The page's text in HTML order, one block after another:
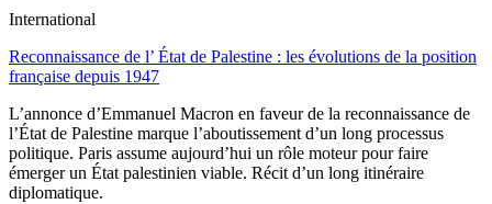
International
Reconnaissance de l’ État de Palestine : les évolutions de la position
française depuis 1947
L’annonce d’Emmanuel Macron en faveur de la reconnaissance de
l’État de Palestine marque l’aboutissement d’un long processus
politique. Paris assume aujourd’hui un rôle moteur pour faire
émerger un État palestinien viable. Récit d’un long itinéraire
diplomatique.